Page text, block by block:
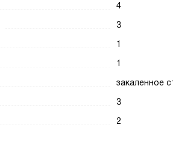
4
3
1
1
закаленное
3
2